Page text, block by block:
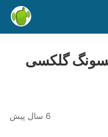
گلکسی
6 سال پیش